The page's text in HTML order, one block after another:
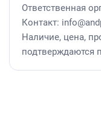
Ответственная
Контакт:
Наличие, цена,
подтверждаются